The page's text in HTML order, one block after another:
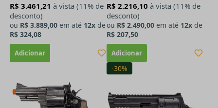
R$ 3.461,21 à vista (11% de
desconto)
ou R$ 3.889,00 em até 12x de
R$ 324,08
R$ 2.216,10 à vista (11% de
desconto)
ou R$ 2.490,00 em até 12x de
R$ 207,50
-30%